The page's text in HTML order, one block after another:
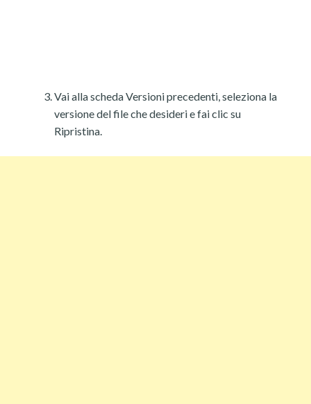
Vai alla scheda Versioni precedenti, seleziona la
versione del file che desideri e fai clic su
Ripristina.